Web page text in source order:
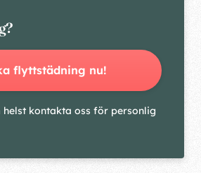
flyttstädning nu!
helst kontakta oss för personlig